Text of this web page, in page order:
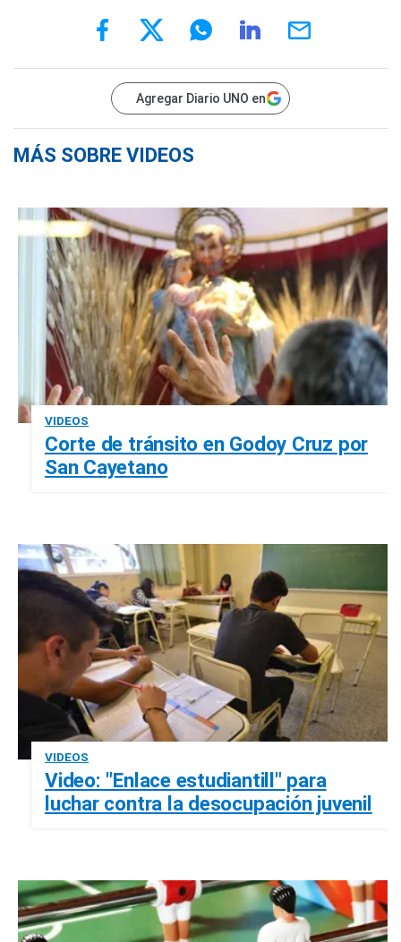
Agregar Diario UNO en
MÁS SOBRE VIDEOS
VIDEOS
Corte de tránsito en Godoy Cruz por
San Cayetano
VIDEOS
Video: "Enlace estudiantill" para
luchar contra la desocupación juvenil